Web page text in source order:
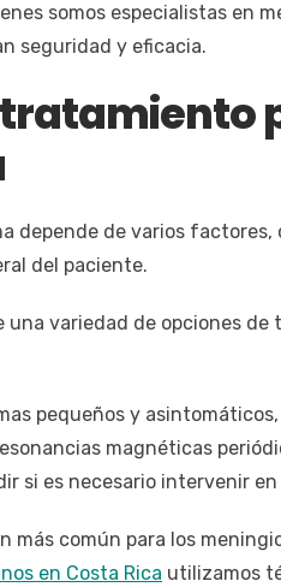
somos especialistas en
seguridad y eficacia.
depende de varios factores,
del paciente.
una variedad de opciones
pequeños y
magnéticas
si es necesario intervenir
más común para los
en Costa Rica utilizamos